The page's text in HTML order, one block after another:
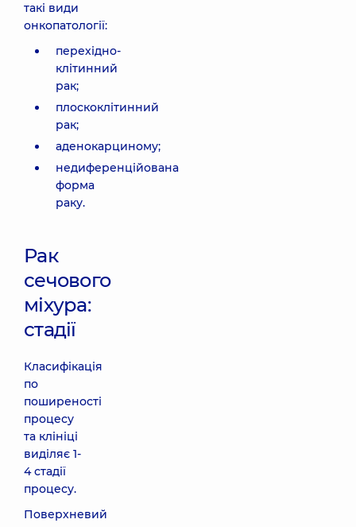
такі види
онкопатології:
перехідно-
клітинний
рак;
плоскоклітинний
рак;
аденокарциному;
недиференційована
форма
раку.
Рак
сечового
міхура:
стадії
Класифікація
по
поширеності
процесу
та клініці
виділяє 1-
4 стадії
процесу.
Поверхневий